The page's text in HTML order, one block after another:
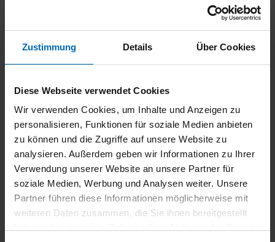
Zustimmung Details Über Cookies
Diese Webseite verwendet Cookies
Wir verwenden Cookies, um Inhalte und Anzeigen zu
personalisieren, Funktionen für soziale Medien anbieten
zu können und die Zugriffe auf unsere Website zu
analysieren. Außerdem geben wir Informationen zu Ihrer
Verwendung unserer Website an unsere Partner für
soziale Medien, Werbung und Analysen weiter. Unsere
Partner führen diese Informationen möglicherweise mit
weiteren Daten zusammen, die Sie ihnen bereitgestellt
BMW 225
Gebrauchtwagen
Typ
Pkw
Kilometerstand
54.750 km
Erstzulassung
05/2023
Zustand
Gebrauchtwagen
Leistung
180 kW / 245 PS